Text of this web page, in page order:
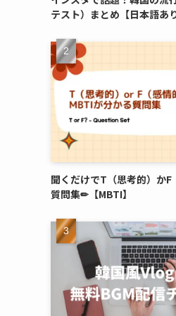
テスト）まとめ【日本語あり
聞くだけでT（思考的）かF
質問集✏︎【MBTI】